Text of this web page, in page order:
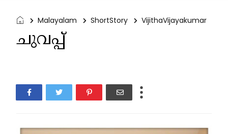
Malayalam ShortStory VijithaVijayakumar
ചുവപ്പ്